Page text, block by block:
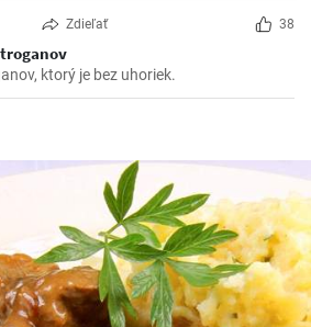
Zdieľať 38
ktorý je bez uhoriek.